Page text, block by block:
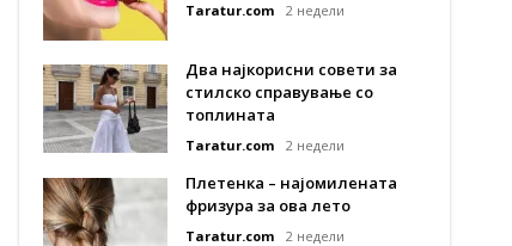
Taratur.com 2 недели
Два најкорисни совети за
стилско справување со
топлината
Taratur.com 2 недели
Плетенка – најомилената
фризура за ова лето
Taratur.com 2 недели